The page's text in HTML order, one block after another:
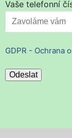
Vaše telefonní
GDPR - Ochrana